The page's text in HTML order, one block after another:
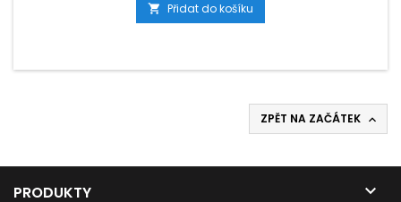
 Přidat do košíku
ZPĚT NA ZAČÁTEK 
PRODUKTY 